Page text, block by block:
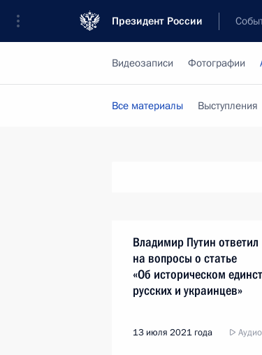
Президент России
Видеозаписи Фотографии
Все материалы Выступления
Владимир Путин ответил
на вопросы о статье
«Об историческом
русских и украинцев»
13 июля 2021 года